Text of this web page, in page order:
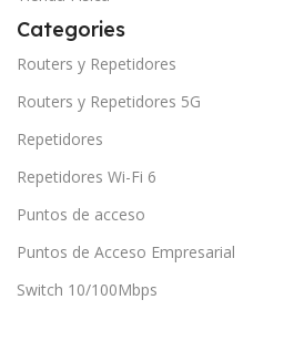
Categories
Routers y Repetidores
Routers y Repetidores 5G
Repetidores
Repetidores Wi-Fi 6
Puntos de acceso
Puntos de Acceso Empresarial
Switch 10/100Mbps